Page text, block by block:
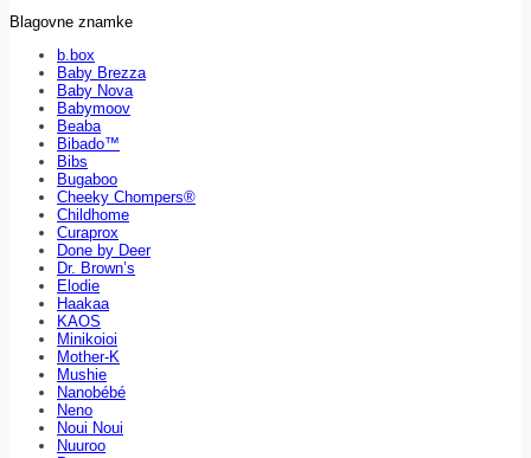
Blagovne znamke
b.box
Baby Brezza
Baby Nova
Babymoov
Beaba
Bibado™
Bibs
Bugaboo
Cheeky Chompers®
Childhome
Curaprox
Done by Deer
Dr. Brown’s
Elodie
Haakaa
KAOS
Minikoioi
Mother-K
Mushie
Nanobébé
Neno
Noui Noui
Nuuroo